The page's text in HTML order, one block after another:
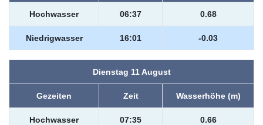
Hochwasser 06:37 0.68
Niedrigwasser 16:01 -0.03
Dienstag 11 August
Gezeiten Zeit Wasserhöhe (m)
Hochwasser 07:35 0.66